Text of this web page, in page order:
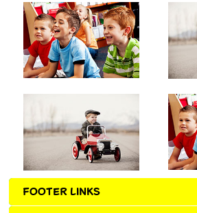
FOOTER LINKS